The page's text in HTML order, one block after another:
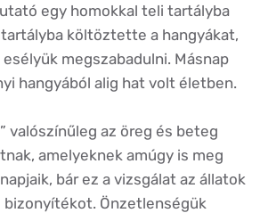
egy homokkal teli tartályba
költöztette a hangyákat,
megszabadulni. Másnap
hangyából alig hat volt életben.
valószínűleg az öreg és beteg
amelyeknek amúgy is meg
bár ez a vizsgálat az állatok
bizonyítékot. Önzetlenségük